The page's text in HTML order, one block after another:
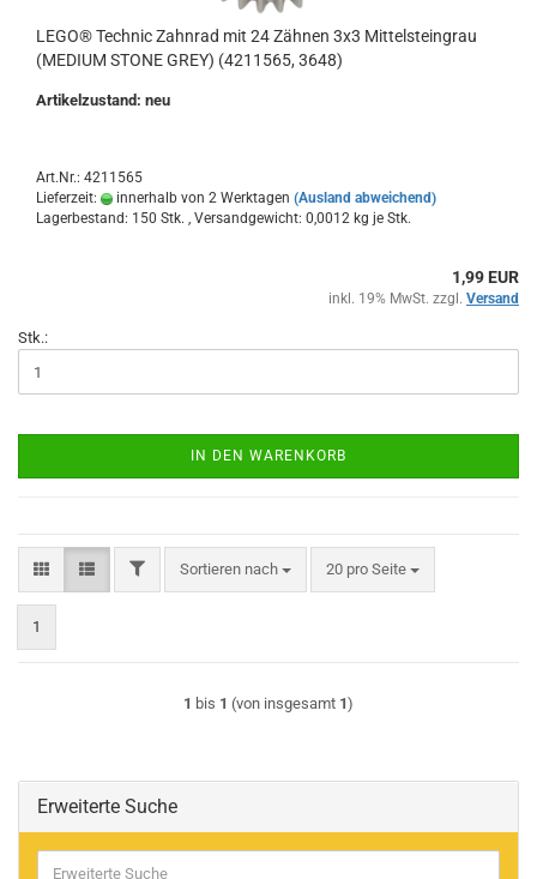
LEGO® Technic Zahnrad mit 24 Zähnen 3x3 Mittelsteingrau
(MEDIUM STONE GREY) (4211565, 3648)
Artikelzustand: neu
Art.Nr.: 4211565
Lieferzeit:
innerhalb von 2 Werktagen (Ausland abweichend)
Lagerbestand: 150 Stk. , Versandgewicht: 0,0012 kg je Stk.
1,99 EUR
inkl. 19% MwSt. zzgl. Versand
Stk.:
IN DEN WARENKORB
FILTERSortieren nach
Sortieren nach 20 pro Seite
pro Seite
1
1 bis 1 (von insgesamt 1)
Erweiterte Suche